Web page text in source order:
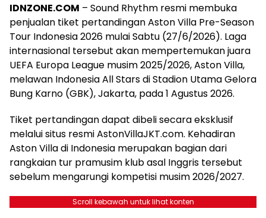
IDNZONE.COM – Sound Rhythm resmi membuka
penjualan tiket pertandingan Aston Villa Pre-Season
Tour Indonesia 2026 mulai Sabtu (27/6/2026). Laga
internasional tersebut akan mempertemukan juara
UEFA Europa League musim 2025/2026, Aston Villa,
melawan Indonesia All Stars di Stadion Utama Gelora
Bung Karno (GBK), Jakarta, pada 1 Agustus 2026.
Tiket pertandingan dapat dibeli secara eksklusif
melalui situs resmi AstonVillaJKT.com. Kehadiran
Aston Villa di Indonesia merupakan bagian dari
rangkaian tur pramusim klub asal Inggris tersebut
sebelum mengarungi kompetisi musim 2026/2027.
Scroll kebawah untuk lihat konten